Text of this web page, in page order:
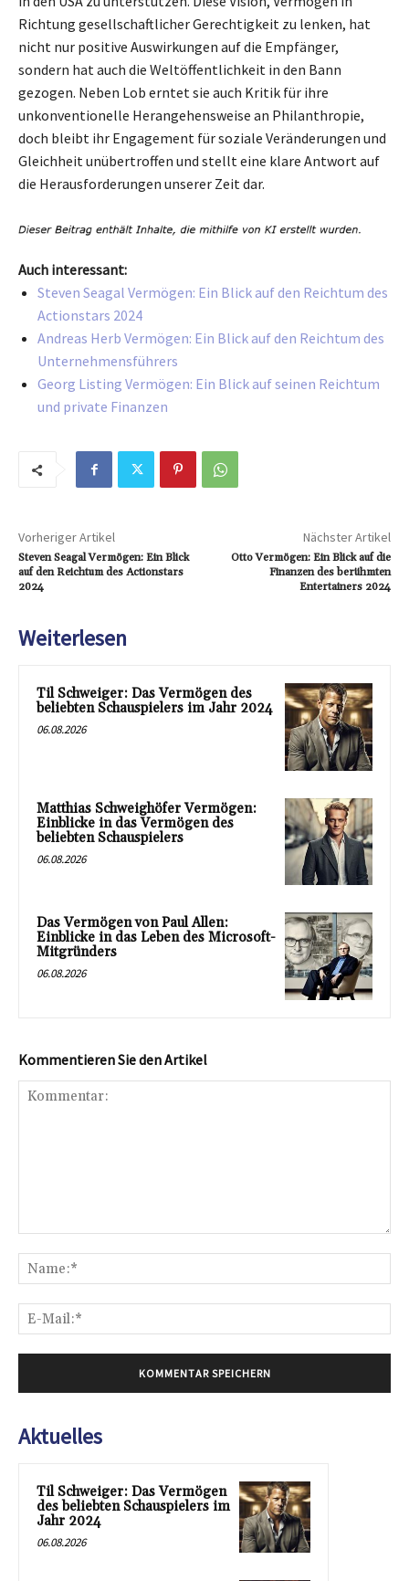
Richtung gesellschaftlicher Gerechtigkeit zu lenken, hat
nicht nur positive Auswirkungen auf die Empfänger,
sondern hat auch die Weltöffentlichkeit in den Bann
gezogen. Neben Lob erntet sie auch Kritik für ihre
unkonventionelle Herangehensweise an Philanthropie,
doch bleibt ihr Engagement für soziale Veränderungen und
Gleichheit unübertroffen und stellt eine klare Antwort auf
die Herausforderungen unserer Zeit dar.
Auch interessant:
Steven Seagal Vermögen: Ein Blick auf den Reichtum des
Actionstars 2024
Andreas Herb Vermögen: Ein Blick auf den Reichtum des
Unternehmensführers
Georg Listing Vermögen: Ein Blick auf seinen Reichtum
und private Finanzen
Vorheriger Artikel
Steven Seagal Vermögen: Ein Blick
auf den Reichtum des Actionstars
2024
Nächster Artikel
Otto Vermögen: Ein Blick auf die
Finanzen des berühmten
Entertainers 2024
Weiterlesen
Til Schweiger: Das Vermögen des
beliebten Schauspielers im Jahr 2024
06.08.2026
Matthias Schweighöfer Vermögen:
Einblicke in das Vermögen des
beliebten Schauspielers
06.08.2026
Das Vermögen von Paul Allen:
Einblicke in das Leben des Microsoft-
Mitgründers
06.08.2026
Kommentieren Sie den Artikel
Aktuelles
Til Schweiger: Das Vermögen
des beliebten Schauspielers im
Jahr 2024
06.08.2026